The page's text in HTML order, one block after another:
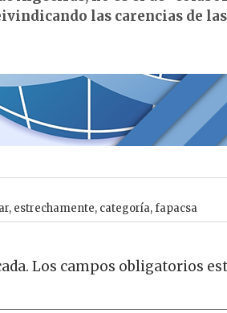
las carencias de
, estrechamente, categoría,fapacsa
Los campos obligatorios